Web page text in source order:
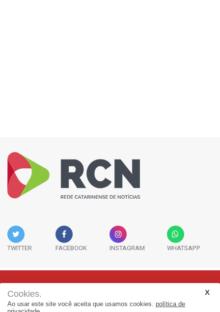
TWITTER FACEBOOK INSTAGRAM WHATSAPP
Rua Adolfo Melo, 38 - Sala 902 - Centro | Florianópolis-SC | CEP:
88015-090
Cookies.
Ao usar este site você aceita que usamos cookies. política de